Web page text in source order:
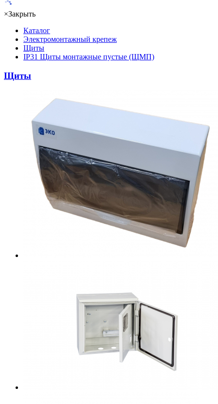
×Закрыть
Каталог
Электромонтажный крепеж
Щиты
IP31 Щиты монтажные пустые (ЩМП)
Щиты